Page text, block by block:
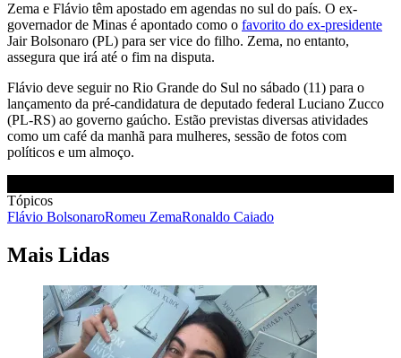
Zema e Flávio têm apostado em agendas no sul do país. O ex-
governador de Minas é apontado como o favorito do ex-presidente
Jair Bolsonaro (PL) para ser vice do filho. Zema, no entanto,
assegura que irá até o fim na disputa.
Flávio deve seguir no Rio Grande do Sul no sábado (11) para o
lançamento da pré-candidatura de deputado federal Luciano Zucco
(PL-RS) ao governo gaúcho. Estão previstas diversas atividades
como um café da manhã para mulheres, sessão de fotos com
políticos e um almoço.
Tópicos
Flávio BolsonaroRomeu ZemaRonaldo Caiado
Mais Lidas